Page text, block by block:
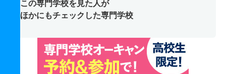
この専門学校を見た人が
ほかにもチェックした専門学校